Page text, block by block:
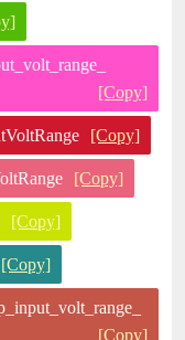
[Copy]
[Copy]
[Copy]
[Copy]
[Copy]
[Copy]